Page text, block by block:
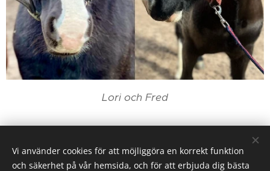
Lori och Fred
Karby Ridanläggning drivs av Ryttarcenter i Täby AB på
Vi använder cookies för att möjliggöra en korrekt funktion
och säkerhet på vår hemsida, och för att erbjuda dig bästa